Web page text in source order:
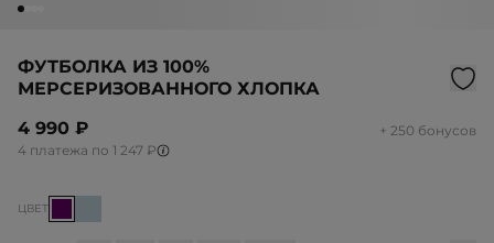
ФУТБОЛКА ИЗ 100%
МЕРСЕРИЗОВАННОГО ХЛОПКА
4 990 ₽
+ 250 бонусов
4 платежа по 1 247 ₽
ЦВЕТ